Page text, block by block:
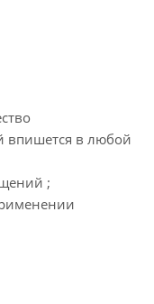
впишется в любой
;